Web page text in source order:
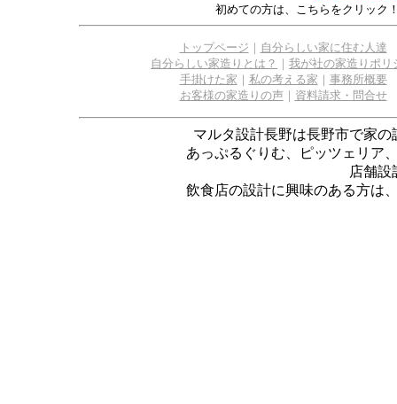
初めての方は、こちらをクリック
トップページ
自分らしい家に住む人達
自分らしい家造りとは？
我が社の家造りポリ
手掛けた家
私の考える家
事務所概要
お客様の家造りの声｜ 資料請求・問合せ
マルタ設計長野は長野市で家
あっぷるぐりむ、ピッツェリア
店舗設
飲食店の設計に興味のある方は